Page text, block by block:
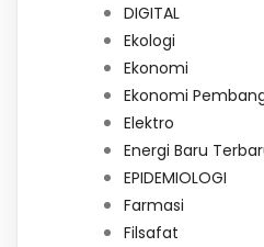
DIGITAL
Ekologi
Ekonomi
Ekonomi
Elektro
Energi Baru
EPIDEMIOLOGI
Farmasi
Filsafat